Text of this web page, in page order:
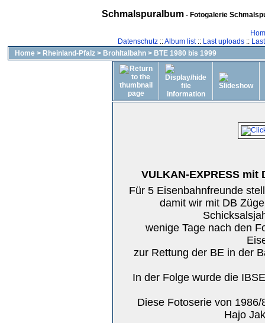
Schmalspuralbum- Fotogalerie
Datenschutz::Album list:: Last uploads::
Home > Rheinland-Pfalz > Brohltalbahn > BTE 1980 bis 1999
VULKAN-EXPRESS
Für 5 Eisenbahnfreunde
damit wir mit DB
wenige Tage nach den
zur Rettung der BE in der
In der Folge wurde die
Diese Fotoserie von
Hajo